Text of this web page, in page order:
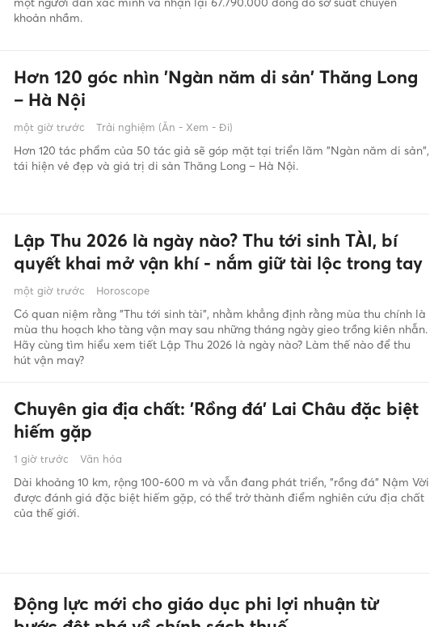
khoản nhầm.
Hơn 120 góc nhìn 'Ngàn năm di sản' Thăng Long
– Hà Nội
một giờ trước Trải nghiệm (Ăn - Xem - Đi)
Hơn 120 tác phẩm của 50 tác giả sẽ góp mặt tại triển lãm "Ngàn năm di sản",
tái hiện vẻ đẹp và giá trị di sản Thăng Long – Hà Nội.
Lập Thu 2026 là ngày nào? Thu tới sinh TÀI, bí
quyết khai mở vận khí - nắm giữ tài lộc trong tay
một giờ trước Horoscope
Có quan niệm rằng "Thu tới sinh tài", nhằm khẳng định rằng mùa thu chính là
mùa thu hoạch kho tàng vận may sau những tháng ngày gieo trồng kiên nhẫn.
Hãy cùng tìm hiểu xem tiết Lập Thu 2026 là ngày nào? Làm thế nào để thu
hút vận may?
Chuyên gia địa chất: 'Rồng đá' Lai Châu đặc biệt
hiếm gặp
1 giờ trước Văn hóa
Dài khoảng 10 km, rộng 100-600 m và vẫn đang phát triển, "rồng đá" Nậm Vời
được đánh giá đặc biệt hiếm gặp, có thể trở thành điểm nghiên cứu địa chất
của thế giới.
Động lực mới cho giáo dục phi lợi nhuận từ